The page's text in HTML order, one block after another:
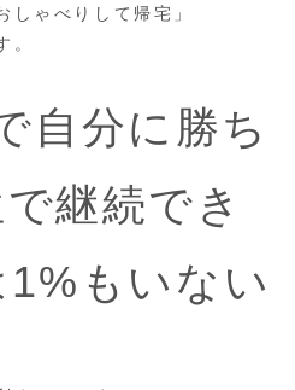
しゃべりして帰宅」
。
自分に勝ち
継続でき
もいない